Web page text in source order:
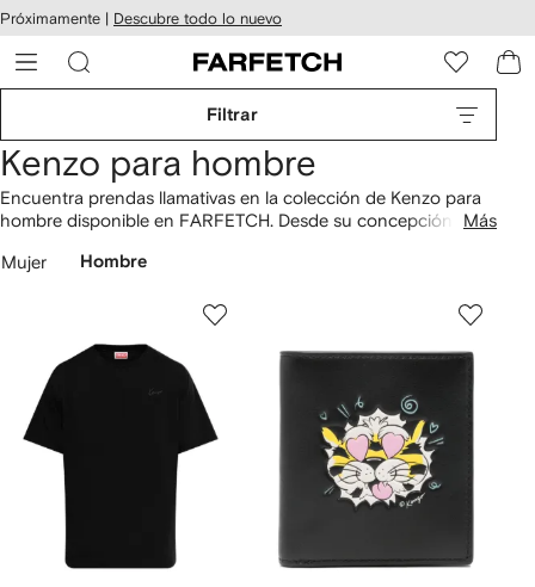
al
Próximamente | Descubre todo lo nuevo
Filtrar
Kenzo para hombre
Encuentra prendas llamativas en la colección de Kenzo para
hombre disponible en FARFETCH. Desde su concepción, la
del mundo con sus exóticos estampados. Descubre
decorados con el icónico motivo de tigre de la
propuesta.
Más
Mujer Hombre